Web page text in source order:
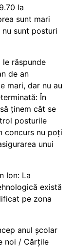
la
sunt mari
sunt posturi
răspunde
de an
mari, dar nu au
În
ținem cât se
posturile
concurs nu poți
unui
Ion: La
există
pe zona
anul școlar
noi / Cărțile